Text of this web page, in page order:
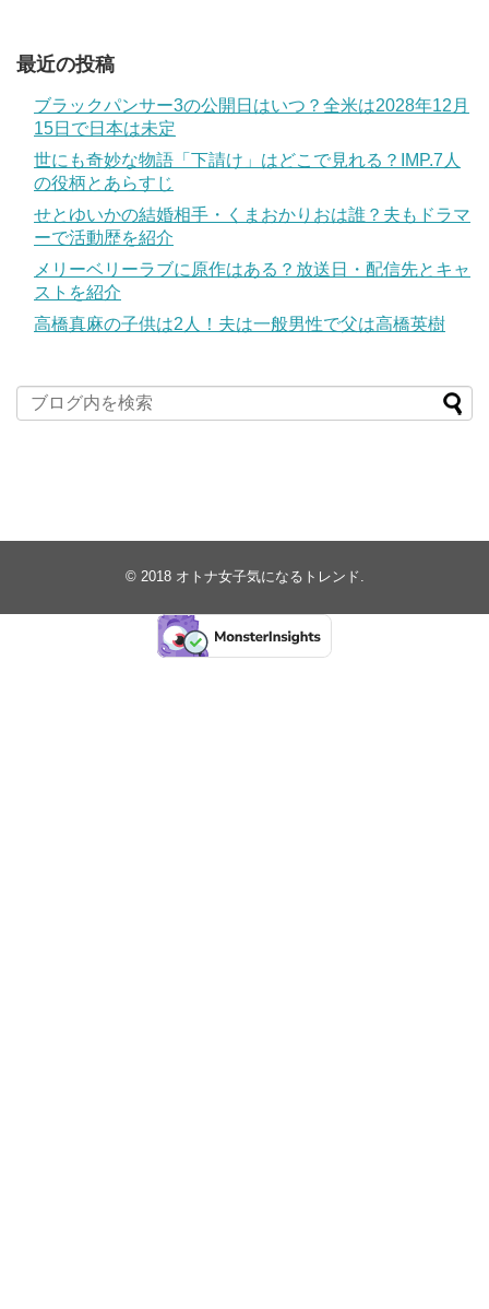
最近の投稿
ブラックパンサー3の公開日はいつ？全米は2028年12月
15日で日本は未定
世にも奇妙な物語「下請け」はどこで見れる？IMP.7人
の役柄とあらすじ
せとゆいかの結婚相手・くまおかりおは誰？夫もドラマ
ーで活動歴を紹介
メリーベリーラブに原作はある？放送日・配信先とキャ
ストを紹介
高橋真麻の子供は2人！夫は一般男性で父は高橋英樹
© 2018 オトナ女子気になるトレンド